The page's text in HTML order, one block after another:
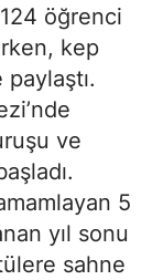
öğrenci
kep
ve
5
yıl sonu
sahne